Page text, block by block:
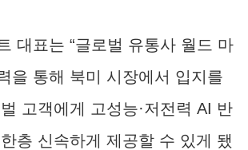
대표는 “글로벌 유통사 월드 마
을 통해 북미 시장에서 입지를
고객에게 고성능·저전력 AI 반
층 신속하게 제공할 수 있게 됐